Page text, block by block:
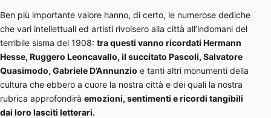
Ben più importante valore hanno, di certo, le numerose dediche
che vari intellettuali ed artisti rivolsero alla città all’indomani del
terribile sisma del 1908: tra questi vanno ricordati Hermann
Hesse, Ruggero Leoncavallo, il succitato Pascoli, Salvatore
Quasimodo, Gabriele D’Annunzio e tanti altri monumenti della
cultura che ebbero a cuore la nostra città e dei quali la nostra
rubrica approfondirà emozioni, sentimenti e ricordi tangibili
dai loro lasciti letterari.